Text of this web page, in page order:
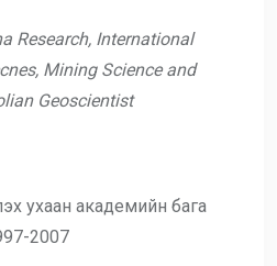
Research, International
Mining Science and
Geoscientist
ухаан академийн бага
2007